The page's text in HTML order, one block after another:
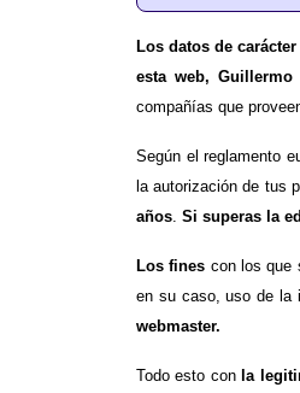
Los datos de carácter
esta web,
compañías que
Según el reglamento
la autorización de tus
años Si superas la
Los fines con los que
en su caso, uso de la
webmaster.
Todo esto con la